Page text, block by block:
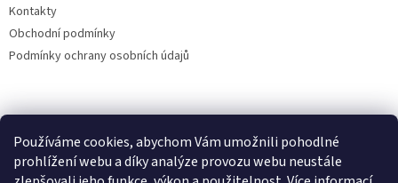
Používáme cookies, abychom Vám umožnili pohodlné
prohlížení webu a díky analýze provozu webu neustále
Kontakty
Obchodní podmínky
Podmínky ochrany osobních údajů